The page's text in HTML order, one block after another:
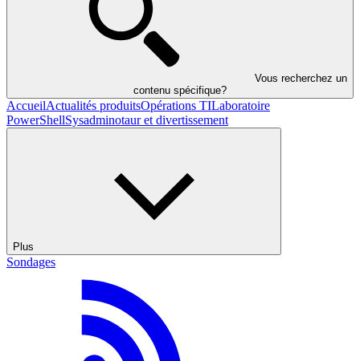
Vous recherchez un
contenu spécifique?
AccueilActualités produitsOpérations TILaboratoire
PowerShellSysadminotaur et divertissement
Plus
Sondages